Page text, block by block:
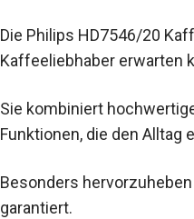
Die Philips HD7546/20
Kaffeeliebhaber erwarten
Sie kombiniert
Funktionen, die den Alltag
Besonders
garantiert.